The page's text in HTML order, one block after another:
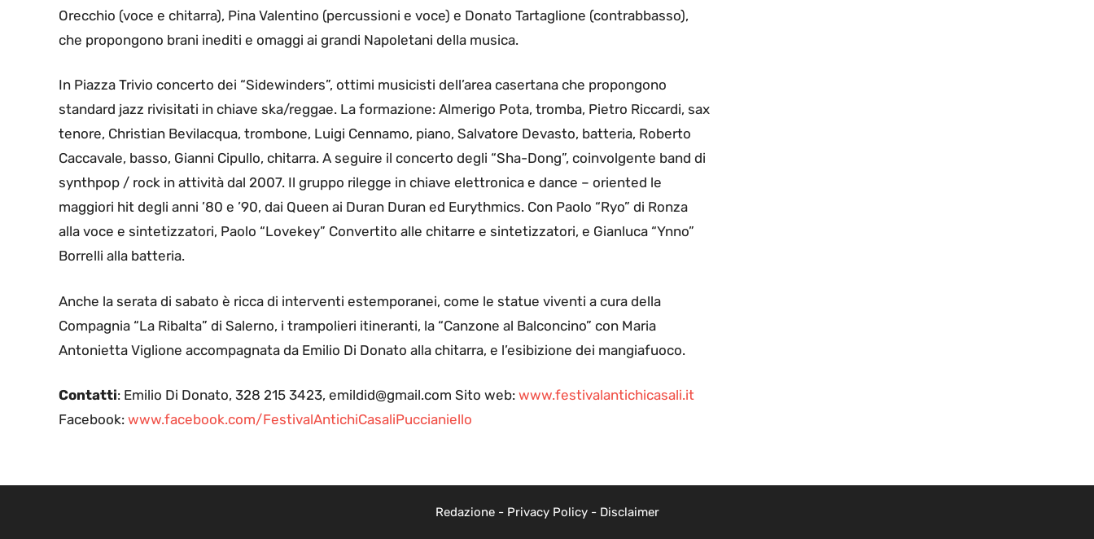
Orecchio (voce e chitarra), Pina Valentino (percussioni e voce) e Donato Tartaglione (contrabbasso),
che propongono brani inediti e omaggi ai grandi Napoletani della musica.
In Piazza Trivio concerto dei “Sidewinders”, ottimi musicisti dell’area casertana che propongono
standard jazz rivisitati in chiave ska/reggae. La formazione: Almerigo Pota, tromba, Pietro Riccardi, sax
tenore, Christian Bevilacqua, trombone, Luigi Cennamo, piano, Salvatore Devasto, batteria, Roberto
Caccavale, basso, Gianni Cipullo, chitarra. A seguire il concerto degli “Sha-Dong”, coinvolgente band di
synthpop / rock in attività dal 2007. Il gruppo rilegge in chiave elettronica e dance – oriented le
maggiori hit degli anni ’80 e ’90, dai Queen ai Duran Duran ed Eurythmics. Con Paolo “Ryo” di Ronza
alla voce e sintetizzatori, Paolo “Lovekey” Convertito alle chitarre e sintetizzatori, e Gianluca “Ynno”
Borrelli alla batteria.
Anche la serata di sabato è ricca di interventi estemporanei, come le statue viventi a cura della
Compagnia “La Ribalta” di Salerno, i trampolieri itineranti, la “Canzone al Balconcino” con Maria
Antonietta Viglione accompagnata da Emilio Di Donato alla chitarra, e l’esibizione dei mangiafuoco.
Contatti: Emilio Di Donato, 328 215 3423, emildid@gmail.com Sito web: www.festivalantichicasali.it
Facebook: www.facebook.com/FestivalAntichiCasaliPuccianiello
Redazione- Privacy Policy- Disclaimer